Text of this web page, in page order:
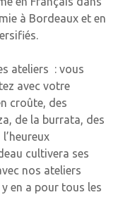
à Bordeaux et en
ateliers : vous
avec votre
croûte, des
de la burrata, des
cultivera ses
nos ateliers
en a pour tous les